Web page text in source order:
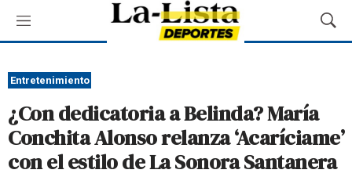
M
e
ú
M
o
B
ú
Entretenimiento
¿Con dedicatoria a Belinda? María
Conchita Alonso relanza ‘Acaríciame’
con el estilo de La Sonora Santanera